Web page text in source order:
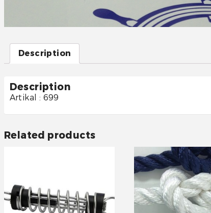
Description
Description
Artikal : 699
Related products